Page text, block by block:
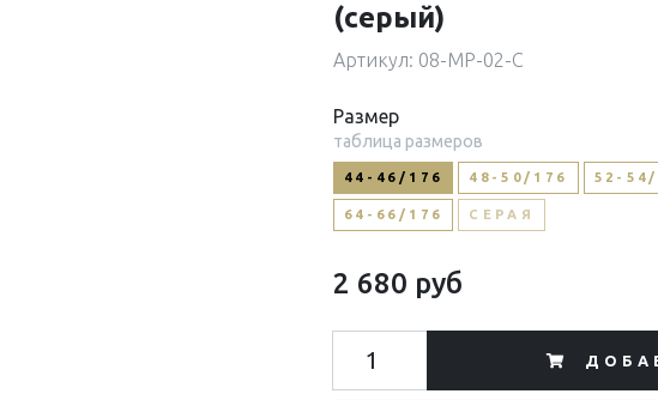
(серый)
Артикул: 08-МР-02-С
Размер
таблица размеров
44-46/176 48-50/176 52-54/
64-66/176 СЕРАЯ
2 680 руб